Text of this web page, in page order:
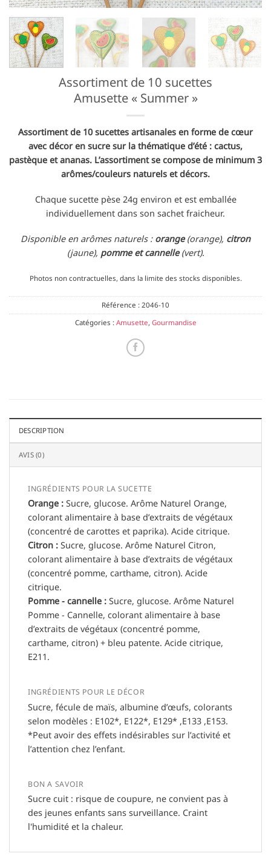
Assortiment de 10 sucettes
Amusette « Summer »
Assortiment de 10 sucettes artisanales en forme de cœur
avec décor en sucre sur la thématique d’été : cactus,
pastèque et ananas. L’assortiment se compose de minimum 3
arômes/couleurs naturels et décors.
Chaque sucette pèse 24g environ et est emballée
individuellement dans son sachet fraicheur.
Disponible en arômes naturels : orange(orange), citron
(jaune), pomme et cannelle(vert).
Photos non contractuelles, dans la limite des stocks disponibles.
Référence : 2046-10
Catégories : Amusette, Gourmandise
DESCRIPTION
AVIS (0)
INGRÉDIENTS POUR LA SUCETTE
Orange : Sucre, glucose. Arôme Naturel Orange,
colorant alimentaire à base d’extraits de végétaux
(concentré de carottes et paprika). Acide citrique.
Citron : Sucre, glucose. Arôme Naturel Citron,
colorant alimentaire à base d’extraits de végétaux
(concentré pomme, carthame, citron). Acide
citrique.
Pomme - cannelle : Sucre, glucose. Arôme Naturel
Pomme - Cannelle, colorant alimentaire à base
d’extraits de végétaux (concentré pomme,
carthame, citron) + bleu patente. Acide citrique,
E211.
INGRÉDIENTS POUR LE DÉCOR
Sucre, fécule de maïs, albumine d’œufs, colorants
selon modèles : E102*, E122*, E129* ,E133 ,E153.
*Peut avoir des effets indésirables sur l’activité et
l’attention chez l’enfant.
BON A SAVOIR
Sucre cuit : risque de coupure, ne convient pas à
des jeunes enfants sans surveillance. Craint
l'humidité et la chaleur.